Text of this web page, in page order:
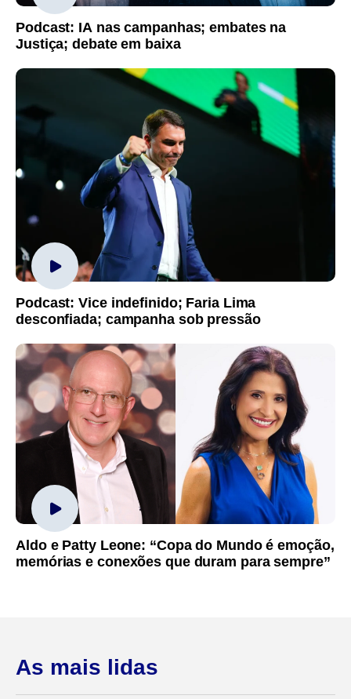
Podcast: IA nas campanhas; embates na
Justiça; debate em baixa
Podcast: Vice indefinido; Faria Lima
desconfiada; campanha sob pressão
Aldo e Patty Leone: “Copa do Mundo é emoção,
memórias e conexões que duram para sempre”
As mais lidas